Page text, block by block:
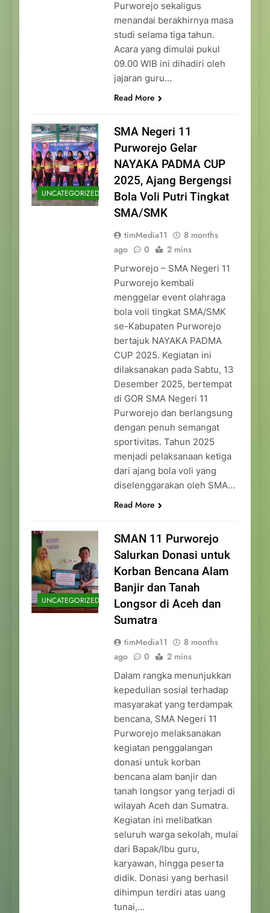
Purworejo sekaligus
menandai berakhirnya masa
studi selama tiga tahun.
Acara yang dimulai pukul
09.00 WIB ini dihadiri oleh
jajaran guru…
Read More
UNCATEGORIZED
SMA Negeri 11
Purworejo Gelar
NAYAKA PADMA CUP
2025, Ajang Bergengsi
Bola Voli Putri Tingkat
SMA/SMK
timMedia11
8 months
ago
0 2 mins
Purworejo – SMA Negeri 11
Purworejo kembali
menggelar event olahraga
bola voli tingkat SMA/SMK
se-Kabupaten Purworejo
bertajuk NAYAKA PADMA
CUP 2025. Kegiatan ini
dilaksanakan pada Sabtu, 13
Desember 2025, bertempat
di GOR SMA Negeri 11
Purworejo dan berlangsung
dengan penuh semangat
sportivitas. Tahun 2025
menjadi pelaksanaan ketiga
dari ajang bola voli yang
diselenggarakan oleh SMA…
Read More
UNCATEGORIZED
SMAN 11 Purworejo
Salurkan Donasi untuk
Korban Bencana Alam
Banjir dan Tanah
Longsor di Aceh dan
Sumatra
timMedia11
8 months
ago
0 2 mins
Dalam rangka menunjukkan
kepedulian sosial terhadap
masyarakat yang terdampak
bencana, SMA Negeri 11
Purworejo melaksanakan
kegiatan penggalangan
donasi untuk korban
bencana alam banjir dan
tanah longsor yang terjadi di
wilayah Aceh dan Sumatra.
Kegiatan ini melibatkan
seluruh warga sekolah, mulai
dari Bapak/Ibu guru,
karyawan, hingga peserta
didik. Donasi yang berhasil
dihimpun terdiri atas uang
tunai,…